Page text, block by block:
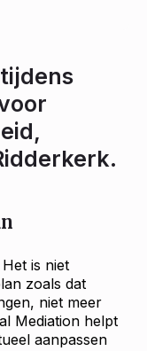
is niet
zoals dat
niet meer
Mediation helpt
aanpassen